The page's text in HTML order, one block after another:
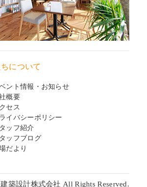
について
ント情報・お知らせ
概要
セス
イバシーポリシー
ッフ紹介
ッフブログ
だより
築設計株式会社 All Rights Reserved.